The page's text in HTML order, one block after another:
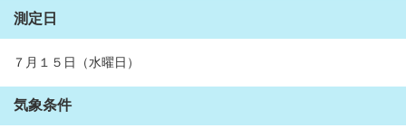
測定日
７月１５日（水曜日）
気象条件